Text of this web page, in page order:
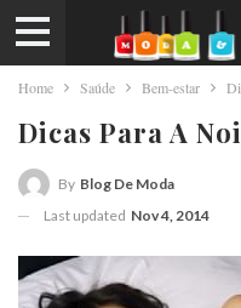
Home Saúde Bem-estar
Dicas Para A
By Blog De Moda
Last updated Nov 4, 2014